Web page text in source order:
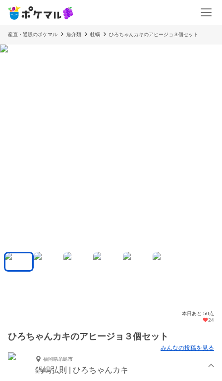
産直・通販のポケマル 魚介類 牡蠣 ひろちゃんカキのアヒージョ３個セット
本日あと 50点
24
ひろちゃんカキのアヒージョ３個セット
みんなの投稿を見る
福岡県糸島市
鍋嶋弘則 | ひろちゃんカキ